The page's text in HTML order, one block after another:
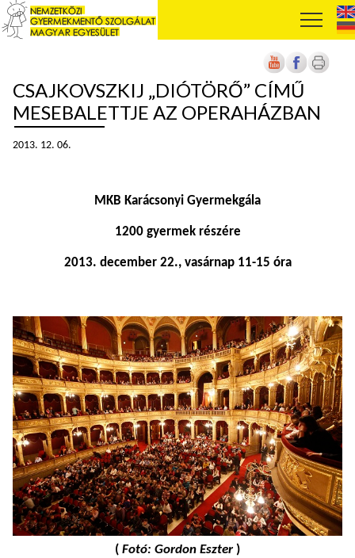
CSAJKOVSZKIJ „DIÓTÖRŐ” CÍMŰ
MESEBALETTJE AZ OPERAHÁZBAN
2013. 12. 06.
MKB Karácsonyi Gyermekgála
1200 gyermek részére
2013. december 22., vasárnap 11-15 óra
( Fotó: Gordon Eszter )